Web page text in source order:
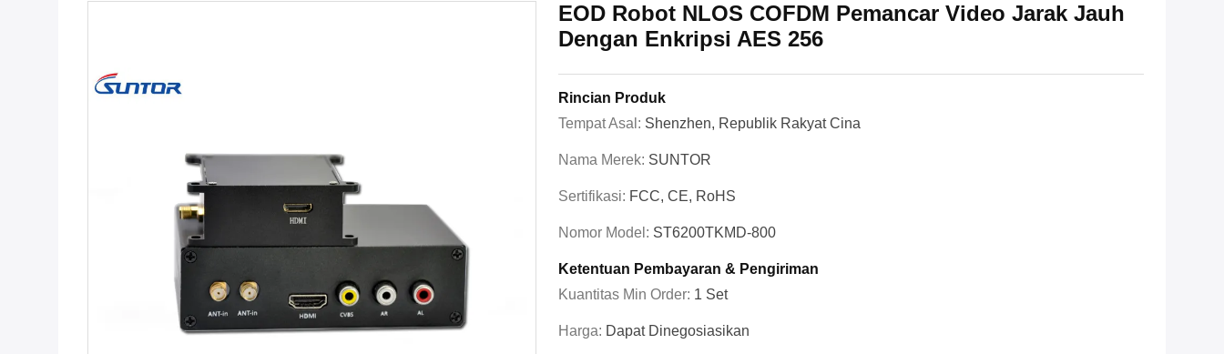
EOD Robot NLOS COFDM Pemancar Video Jarak Jauh
Dengan Enkripsi AES 256
Rincian Produk
Tempat Asal: Shenzhen, Republik Rakyat Cina
Nama Merek: SUNTOR
Sertifikasi: FCC, CE, RoHS
Nomor Model: ST6200TKMD-800
Ketentuan Pembayaran & Pengiriman
Kuantitas Min Order: 1 Set
Harga: Dapat Dinegosiasikan